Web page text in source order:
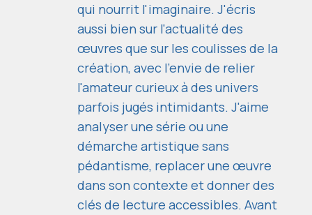
qui nourrit l'imaginaire. J'écris
aussi bien sur l'actualité des
œuvres que sur les coulisses de la
création, avec l'envie de relier
l'amateur curieux à des univers
parfois jugés intimidants. J'aime
analyser une série ou une
démarche artistique sans
pédantisme, replacer une œuvre
dans son contexte et donner des
clés de lecture accessibles. Avant